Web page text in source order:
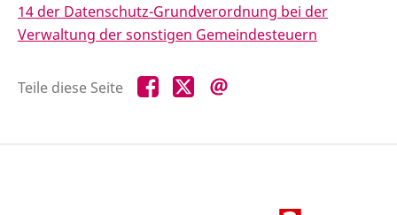
14 der Datenschutz-Grundverordnung bei der
Verwaltung der sonstigen Gemeindesteuern
Teile diese Seite Teile
diese
Teile
diese